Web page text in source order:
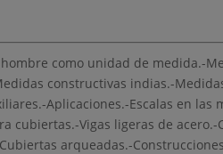
como unidad de medida.-
constructivas indias.-
Aplicaciones.-Escalas en
cubiertas.-Vigas ligeras de
arqueadas.-